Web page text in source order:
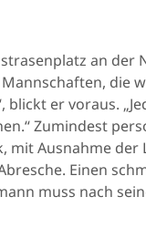
an der
die
blickt er voraus.
Zumindest
mit Ausnahme
Einen
muss nach